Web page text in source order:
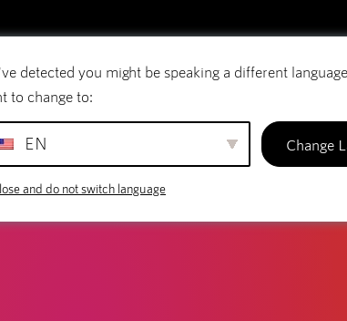
E-mail Domeinnamen
detected you might be speaking a different
to change to:
EN Change
and do not switch language